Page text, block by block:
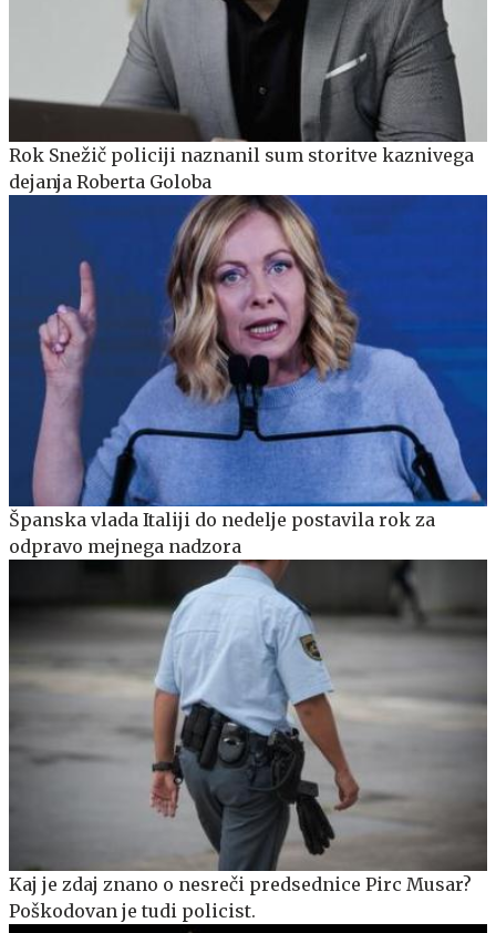
Rok Snežič policiji naznanil sum storitve kaznivega
dejanja Roberta Goloba
Španska vlada Italiji do nedelje postavila rok za
odpravo mejnega nadzora
Kaj je zdaj znano o nesreči predsednice Pirc Musar?
Poškodovan je tudi policist.